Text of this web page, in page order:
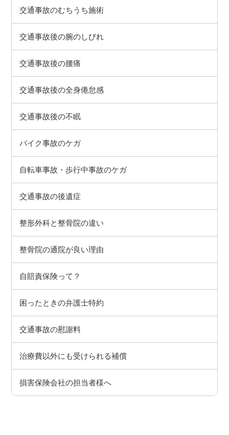
交通事故のむちうち施術
交通事故後の腕のしびれ
交通事故後の腰痛
交通事故後の全身倦怠感
交通事故後の不眠
バイク事故のケガ
自転車事故・歩行中事故のケガ
交通事故の後遺症
整形外科と整骨院の違い
整骨院の通院が良い理由
自賠責保険って？
困ったときの弁護士特約
交通事故の慰謝料
治療費以外にも受けられる補償
損害保険会社の担当者様へ